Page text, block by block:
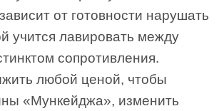
от готовности нарушать
учится лавировать между
сопротивления.
любой ценой, чтобы
«Мункейджа», изменить